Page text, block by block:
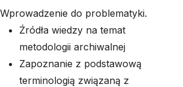
Wprowadzenie do problematyki.
Źródła wiedzy na temat
metodologii archiwalnej
Zapoznanie z podstawową
terminologią związaną z